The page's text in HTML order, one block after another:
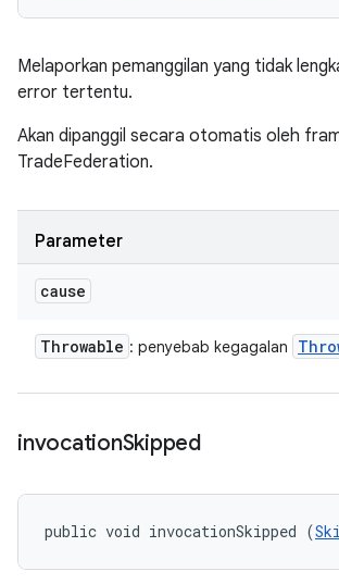
Melaporkan pemanggilan yang tidak
error tertentu.
Akan dipanggil secara otomatis oleh
TradeFederation.
Parameter
cause
Throwable : penyebab kegagalan
invocationSkipped
public void invocationSkipped (